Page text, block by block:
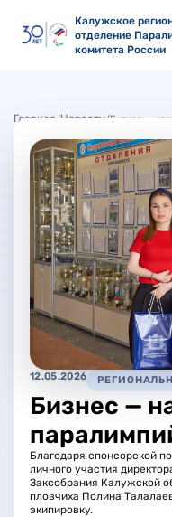
Калужское
отделение
комитета России
Главная /Новости/Бизнес —
12.05.2026
Бизнес —
Благодаря спонсорской
личного участия
Заксобрания Калужской
пловчиха Полина
экипировку.